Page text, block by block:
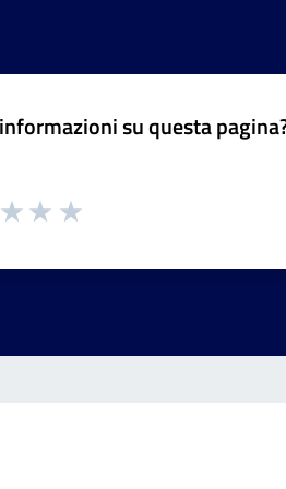
su questa